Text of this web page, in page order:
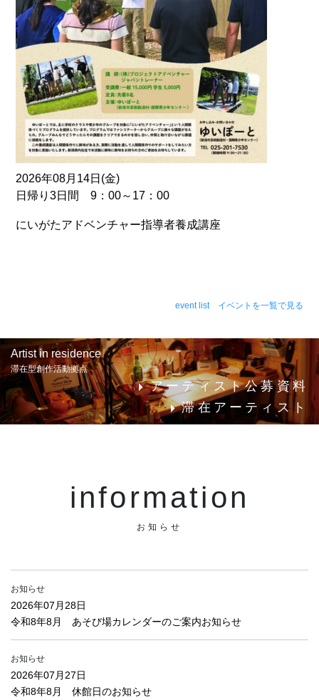
2026年08月14日(金)
日帰り3日間 9：00～17：00
にいがたアドベンチャー指導者養成講座
event list イベントを一覧で見る
Artist in residence
滞在型創作活動拠点
アーティスト公募資料
滞在アーティスト
information
お知らせ
お知らせ
2026年07月28日
令和8年8月 あそび場カレンダーのご案内お知らせ
お知らせ
2026年07月27日
令和8年8月 休館日のお知らせ